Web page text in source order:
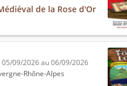
de la Rose d'Or
09/2026 au 06/09/2026
Rhône-Alpes